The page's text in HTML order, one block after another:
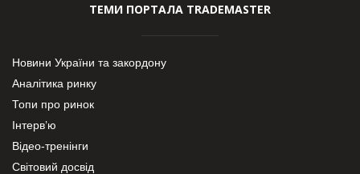
ТЕМИ ПОРТАЛА TRADEMASTER
Новини України та закордону
Аналітика ринку
Топи про ринок
Інтерв’ю
Відео-тренінги
Світовий досвід